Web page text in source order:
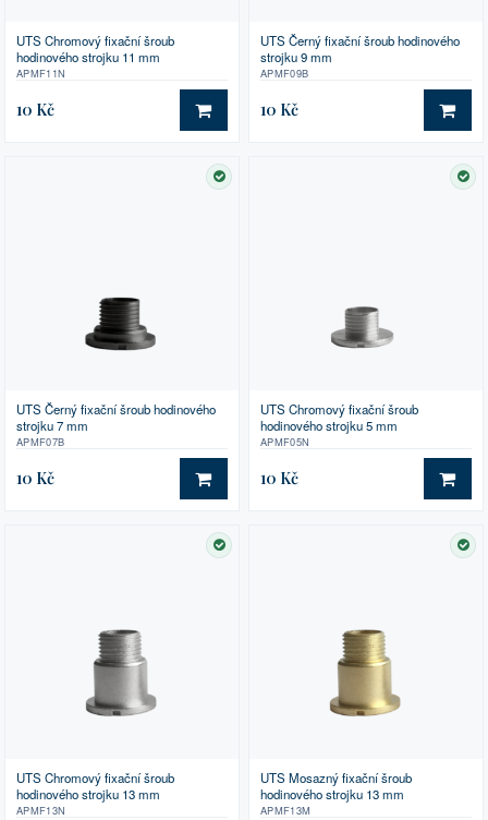
UTS Chromový fixační šroub
hodinového strojku 11 mm
APMF11N
10 Kč DO KOŠÍKU
UTS Černý fixační šroub hodinového
strojku 9 mm
APMF09B
10 Kč DO
SKLADEM
UTS Černý fixační šroub hodinového
strojku 7 mm
APMF07B
10 Kč DO KOŠÍKU
UTS Chromový fixační šroub
hodinového strojku 5 mm
APMF05N
10 Kč DO
SKLADEM
UTS Chromový fixační šroub
hodinového strojku 13 mm
APMF13N
UTS Mosazný fixační šroub
hodinového strojku 13 mm
APMF13M